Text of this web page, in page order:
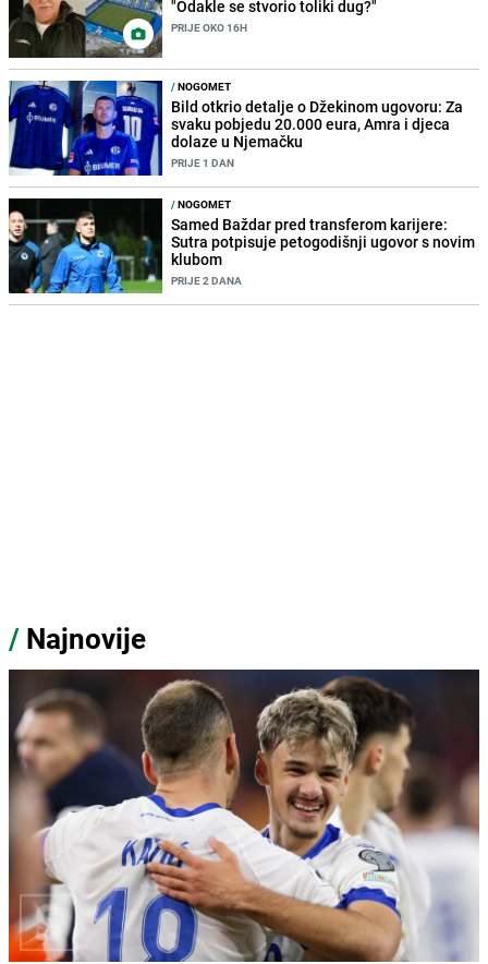
"Odakle se stvorio toliki dug?"
PRIJE OKO 16H
/NOGOMET
Bild otkrio detalje o Džekinom ugovoru: Za
svaku pobjedu 20.000 eura, Amra i djeca
dolaze u Njemačku
PRIJE 1 DAN
/NOGOMET
Samed Baždar pred transferom karijere:
Sutra potpisuje petogodišnji ugovor s novim
klubom
PRIJE 2 DANA
/ Najnovije